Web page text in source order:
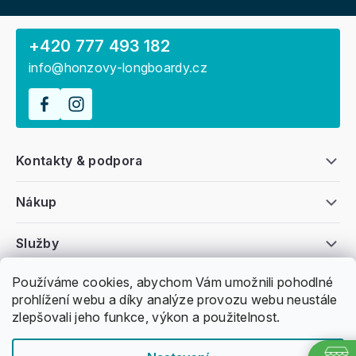
Používáme cookies, abychom Vám umožnili pohodlné
prohlížení webu a díky analýze provozu webu neustále
zlepšovali jeho funkce, výkon a použitelnost.
Všeobecné informace
Nákup
Kontakty & podpora
Služby
+420 777 493 182
info@honzovy-longboardy.cz